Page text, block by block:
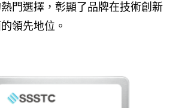
門選擇，彰顯了品牌在技術創新
領先地位。